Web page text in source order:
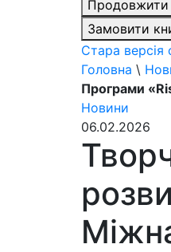
Продовжити
Замовити
Стара версія
Головна \
Програми
Новини
06.02.2026